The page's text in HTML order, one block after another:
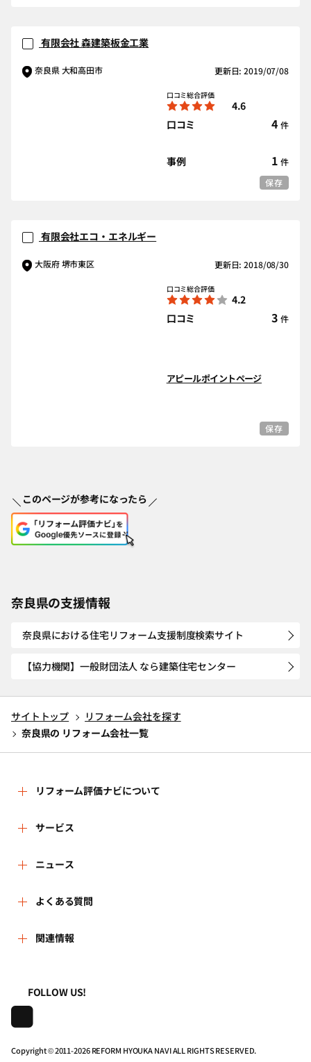
有限会社 森建築板金工業
奈良県 大和高田市 更新日: 2019/07/08
口コミ総合評価
4.6
口コミ
4 件
事例 1 件
保存
有限会社エコ・エネルギー
大阪府 堺市東区 更新日: 2018/08/30
口コミ総合評価
4.2
口コミ
3 件
アピールポイントページ
保存
このページが参考になったら
奈良県の支援情報
奈良県における住宅リフォーム支援制度検索サイト
【協力機関】一般財団法人 なら建築住宅センター
サイトトップ
リフォーム会社を探す
奈良県の リフォーム会社一覧
リフォーム評価ナビについて
リフォーム評価ナビとは
運営体制
はじめての方へ
事務局へのお問い合せ
リフォーム会社一覧
住宅関連機関リンク集
サービス
リフォーム会社を探す
リフォーム事例を見る
リフォームを相談する
動画で学べるリフォームの基礎知識
マイページの活用
ニュース
新着情報
講習会・セミナー
よくある質問
よくある質問
プライバシーポリシー
動作推奨環境について
関連情報
株式会社日本建築住宅センター
FOLLOW US!
Copyright © 2011-2026 REFORM HYOUKA NAVI ALL RIGHTS RESERVED.